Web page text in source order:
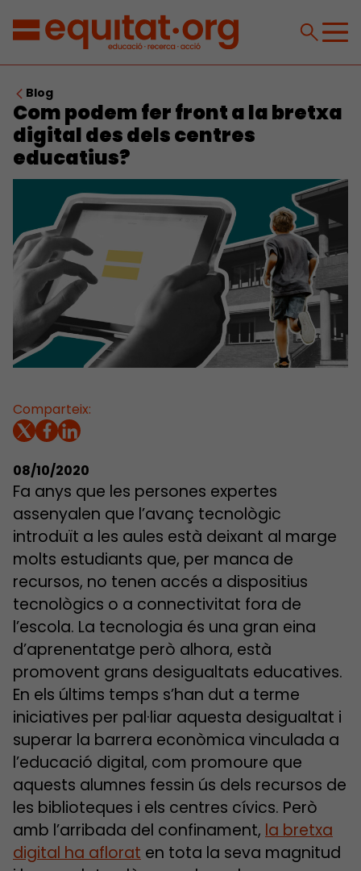
Blog
Com podem fer front a la bretxa
digital des dels centres
educatius?
Comparteix:
08/10/2020
Fa anys que les persones expertes
assenyalen que l’avanç tecnològic
introduït a les aules està deixant al marge
molts estudiants que, per manca de
recursos, no tenen accés a dispositius
tecnològics o a connectivitat fora de
l’escola. La tecnologia és una gran eina
d’aprenentatge però alhora, està
promovent grans desigualtats educatives.
En els últims temps s’han dut a terme
iniciatives per pal·liar aquesta desigualtat i
superar la barrera econòmica vinculada a
l’educació digital, com promoure que
aquests alumnes fessin ús dels recursos de
les biblioteques i els centres cívics. Però
amb l’arribada del confinament, la bretxa
digital ha aflorat en tota la seva magnitud